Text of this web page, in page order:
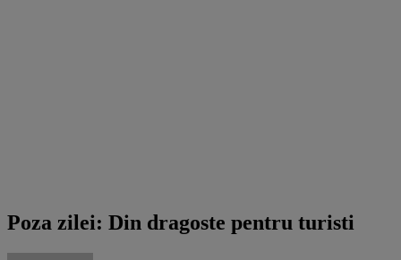
Poza zilei: Din dragoste pentru turisti